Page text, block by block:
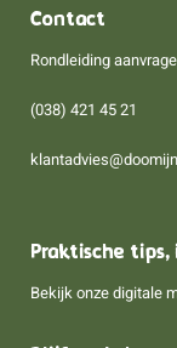
Contact
Rondleiding
(038) 421 45 21
Praktische tips,
Bekijk onze digitale